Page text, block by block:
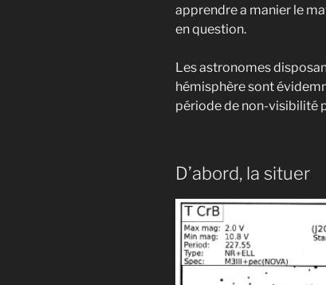
apprendre a manier le
en question.
Les astronomes
hémisphère sont
période de non-visibilité
D’abord, la situer